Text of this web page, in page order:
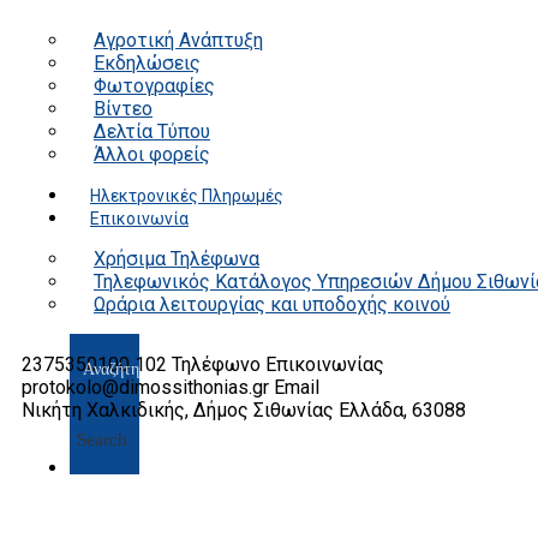
Αγροτική Ανάπτυξη
Εκδηλώσεις
Φωτογραφίες
Βίντεο
Δελτία Τύπου
Άλλοι φορείς
Ηλεκτρονικές Πληρωμές
Επικοινωνία
Χρήσιμα Τηλέφωνα
Τηλεφωνικός Κατάλογος Υπηρεσιών Δήμου
Ωράρια λειτουργίας και υποδοχής κοινού
Search
2375350100 102 Τηλέφωνο Επικοινωνίας
protokolo@dimossithonias.gr Email
Νικήτη Χαλκιδικής, Δήμος Σιθωνίας Ελλάδα, 63088